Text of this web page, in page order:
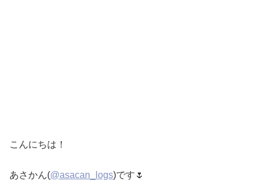
こんにちは！
あさかん(@asacan_logs)です🌷